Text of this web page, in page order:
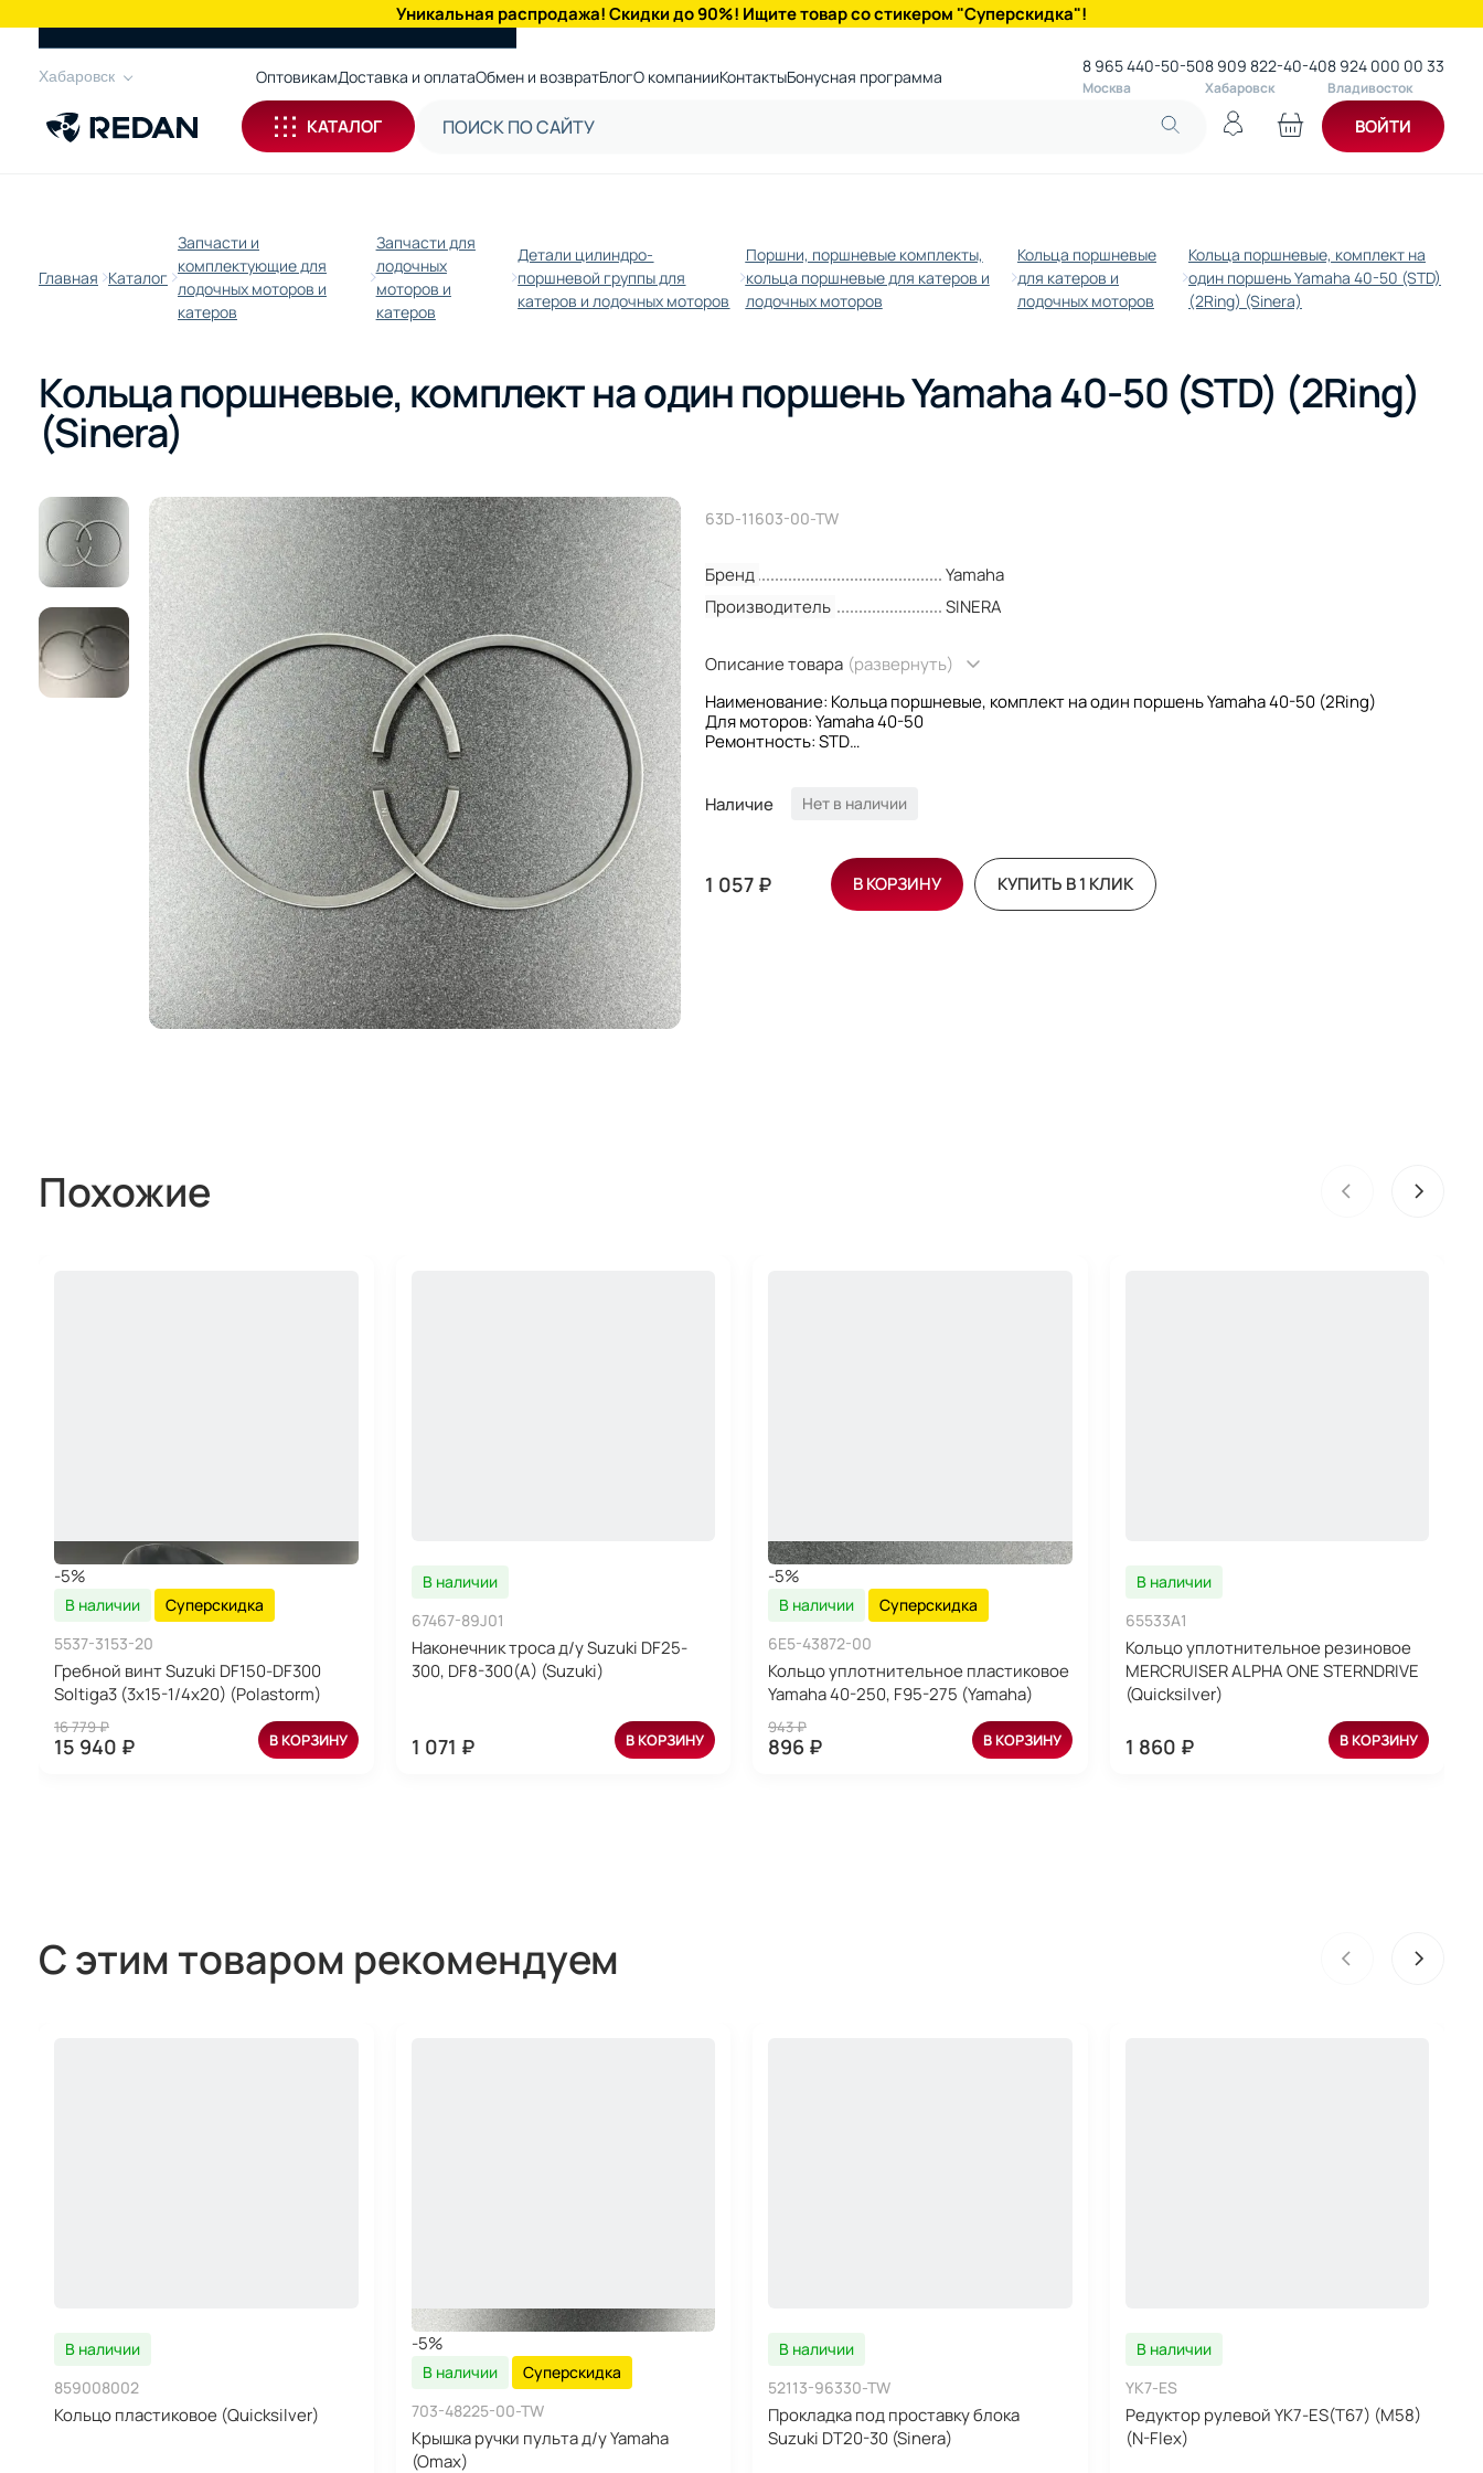
Уникальная распродажа! Скидки до 90%! Ищите товар со стикером "Суперскидка"!
Хабаровск ОптовикамДоставка и оплатаОбмен и возвратБлогО компанииКонтактыБонусная программа 8 965 440-50-50
Москва
8 909 822-40-40
Хабаровск
8 924 000 00 33
Владивосток
КАТАЛОГ ВОЙТИ
Главная Каталог
Запчасти и
комплектующие для
лодочных моторов и
катеров
Запчасти для
лодочных
моторов и
катеров
Детали цилиндро-
поршневой группы для
катеров и лодочных моторов
Поршни, поршневые комплекты,
кольца поршневые для катеров и
лодочных моторов
Кольца поршневые
для катеров и
лодочных моторов
Кольца поршневые, комплект на
один поршень Yamaha 40-50 (STD)
(2Ring) (Sinera)
Кольца поршневые, комплект на один поршень Yamaha 40-50 (STD) (2Ring)
(Sinera)
63D-11603-00-TW
Бренд
Yamaha
Производитель
SINERA
Описание товара (развернуть)
Наименование: Кольца поршневые, комплект на один поршень Yamaha 40-50 (2Ring)
Для моторов: Yamaha 40-50
Ремонтность: STD
Наличие
Нет в наличии
1 057 ₽ В КОРЗИНУ КУПИТЬ В 1 КЛИК
Похожие
-5%
В наличии
Суперскидка
5537-3153-20
Гребной винт Suzuki DF150-DF300
Soltiga3 (3x15-1/4x20) (Polastorm)
16 779 ₽
15 940 ₽ В КОРЗИНУ
В наличии
67467-89J01
Наконечник троса д/у Suzuki DF25-
300, DF8-300(A) (Suzuki)
1 071 ₽ В КОРЗИНУ
-5%
В наличии
Суперскидка
6E5-43872-00
Кольцо уплотнительное пластиковое
Yamaha 40-250, F95-275 (Yamaha)
943 ₽
896 ₽ В КОРЗИНУ
В наличии
65533A1
Кольцо уплотнительное резиновое
MERCRUISER ALPHA ONE STERNDRIVE
(Quicksilver)
1 860 ₽ В КОРЗИНУ
С этим товаром рекомендуем
В наличии
859008002
Кольцо пластиковое (Quicksilver)
-5%
В наличии
Суперскидка
703-48225-00-TW
Крышка ручки пульта д/у Yamaha
(Omax)
В наличии
52113-96330-TW
Прокладка под проставку блока
Suzuki DT20-30 (Sinera)
В наличии
YK7-ES
Редуктор рулевой YK7-ES(Т67) (M58)
(N-Flex)